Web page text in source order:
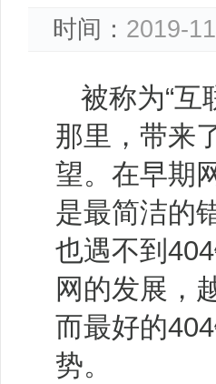
时间： 2019-
被称为“互
那里，带来
望。在早期
是最简洁的
也遇不到
网的发展，
而最好的
势。